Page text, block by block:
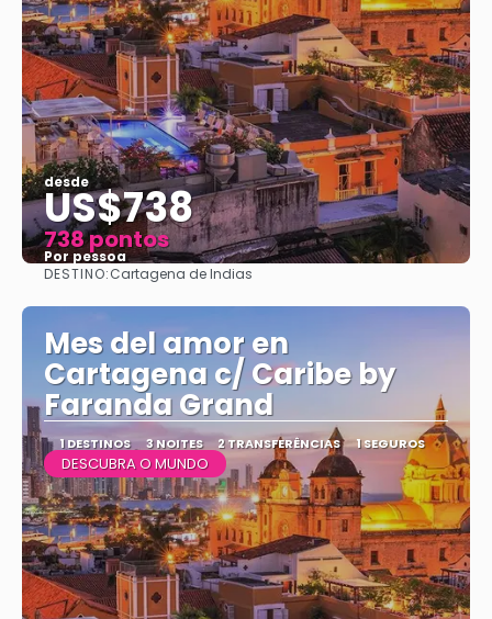
desde
US$738
738 pontos
Por pessoa
Vejo
DESTINO:Cartagena de Indias
Mes del amor en
Cartagena c/ Caribe by
Faranda Grand
1 DESTINOS 3 NOITES 2 TRANSFERÊNCIAS 1 SEGUROS
DESCUBRA O MUNDO